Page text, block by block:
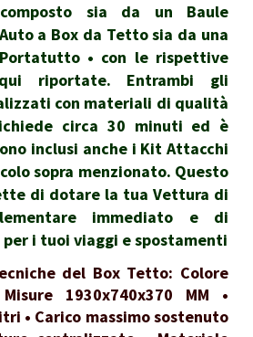
sia da un Baule
a Box da Tetto sia da una
• con le rispettive
riportate. Entrambi gli
con materiali di qualità
circa 30 minuti ed è
inclusi anche i Kit Attacchi
sopra menzionato. Questo
di dotare la tua Vettura di
immediato e di
i tuoi viaggi e spostamenti
del Box Tetto: Colore
1930x740x370 MM •
• Carico massimo sostenuto